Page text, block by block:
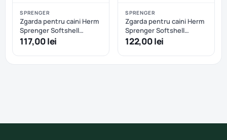
SPRENGER
Zgarda pentru caini Herm
Sprenger Softshell
reglabila - S/M - Roz
117,00 lei
SPRENGER
Zgarda pentru caini Herm
Sprenger Softshell
reglabila - L/XL - Negru
122,00 lei